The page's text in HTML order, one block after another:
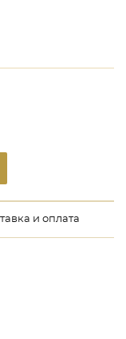
и оплата